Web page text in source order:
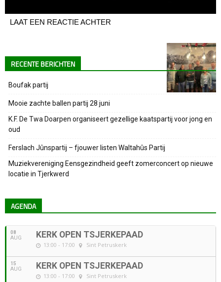
LAAT EEN REACTIE ACHTER
RECENTE BERICHTEN
Boufak partij
Mooie zachte ballen partij 28 juni
K.F. De Twa Doarpen organiseert gezellige kaatspartij voor jong en
oud
Ferslach Jûnspartij – fjouwer listen Waltahûs Partij
Muziekvereniging Eensgezindheid geeft zomerconcert op nieuwe
locatie in Tjerkwerd
AGENDA
08
AUG KERK OPEN TSJERKEPAAD
13:00 - 17:00 Sint Petruskerk
15
AUG KERK OPEN TSJERKEPAAD
13:00 - 17:00 Sint Petruskerk